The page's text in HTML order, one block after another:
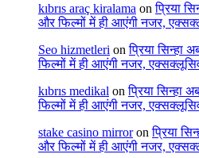
kıbrıs araç kiralama onप्रिया
और फिल्मों में ही आएंगी नजर,
Seo hizmetleri onप्रिया सिन्हा
फिल्मों में ही आएंगी नजर,
kıbrıs medikal onप्रिया सिन्हा
फिल्मों में ही आएंगी नजर,
stake casino mirroronप्रिया
और फिल्मों में ही आएंगी नजर,